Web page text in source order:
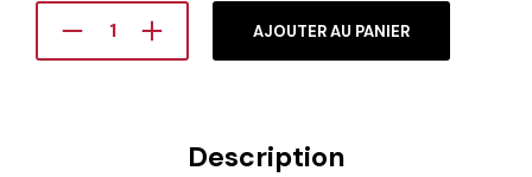
AJOUTER AU PANIER
Description